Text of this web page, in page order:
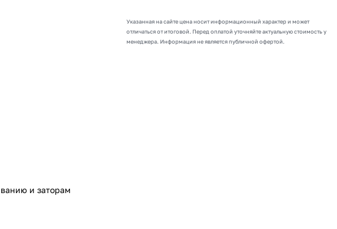
Указанная на сайте цена носит информационный характер и может
отличаться от итоговой. Перед оплатой уточняйте актуальную стоимость у
менеджера. Информация не является публичной офертой.
и заторам